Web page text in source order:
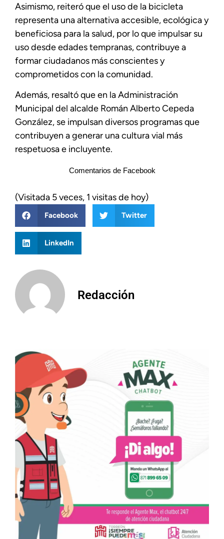
Asimismo, reiteró que el uso de la bicicleta
representa una alternativa accesible, ecológica y
beneficiosa para la salud, por lo que impulsar su
uso desde edades tempranas, contribuye a
formar ciudadanos más conscientes y
comprometidos con la comunidad.
Además, resaltó que en la Administración
Municipal del alcalde Román Alberto Cepeda
González, se impulsan diversos programas que
contribuyen a generar una cultura vial más
respetuosa e incluyente.
Comentarios de Facebook
(Visitada 5 veces, 1 visitas de hoy)
Facebook Twitter
LinkedIn
Redacción